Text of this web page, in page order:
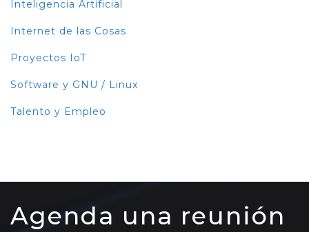
Inteligencia Artificial
Internet de las Cosas
Proyectos IoT
Software y GNU / Linux
Talento y Empleo
Agenda una reunión